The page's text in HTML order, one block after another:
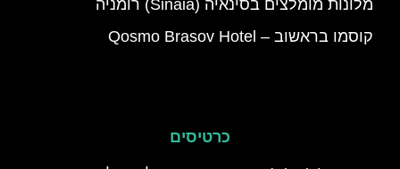
מלונות מומלצים בסינאיה (Sinaia) רומניה
קוסמו בראשוב – Qosmo Brasov Hotel
כרטיסים